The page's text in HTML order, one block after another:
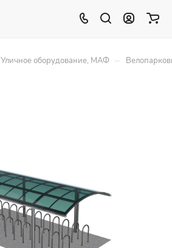
Уличное оборудование, МАФ –